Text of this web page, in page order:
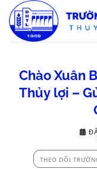
qua
nội
Chào Xuân
Thủy lợi –
THEO DÕI